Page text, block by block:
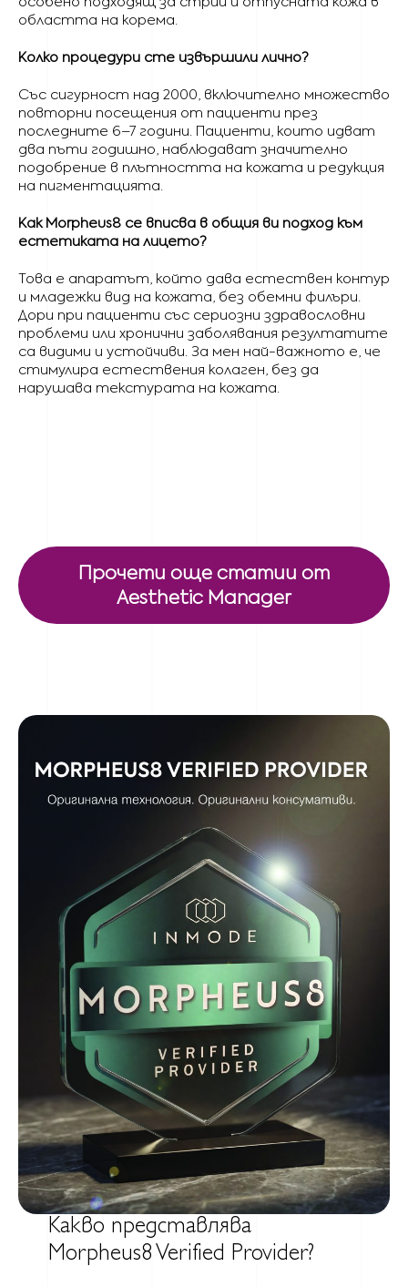
областта на корема.
Колко процедури сте извършили лично?
Със сигурност над 2000, включително множество
повторни посещения от пациенти през
последните 6–7 години. Пациенти, които идват
два пъти годишно, наблюдават значително
подобрение в плътността на кожата и редукция
на пигментацията.
Как Morpheus8 се вписва в общия ви подход към
естетиката на лицето?
Това е апаратът, който дава естествен контур
и младежки вид на кожата, без обемни филъри.
Дори при пациенти със сериозни здравословни
проблеми или хронични заболявания резултатите
са видими и устойчиви. За мен най-важното е, че
стимулира естествения колаген, без да
нарушава текстурата на кожата.
Прочети още статии от
Aesthetic Manager
Какво представлява
Morpheus8 Verified Provider?